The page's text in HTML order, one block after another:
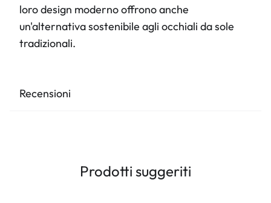
loro design moderno offrono anche
un'alternativa sostenibile agli occhiali da sole
tradizionali.
Recensioni
Prodotti suggeriti